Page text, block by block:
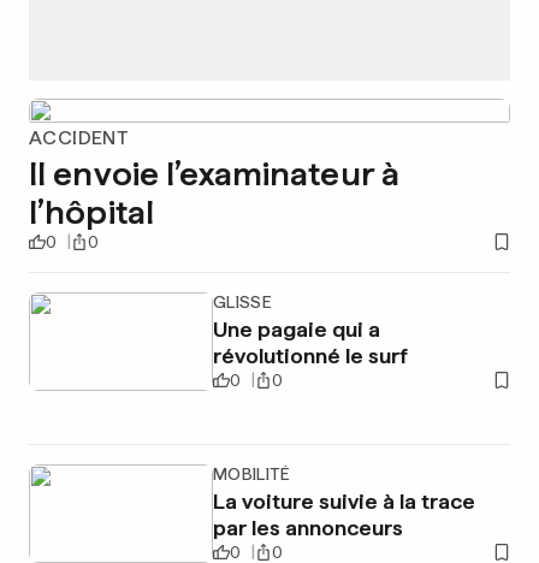
ACCIDENT
Il envoie l’examinateur à
l’hôpital
0 0
GLISSE
Une pagaie qui a
révolutionné le surf
0 0
MOBILITÉ
La voiture suivie à la trace
par les annonceurs
0 0